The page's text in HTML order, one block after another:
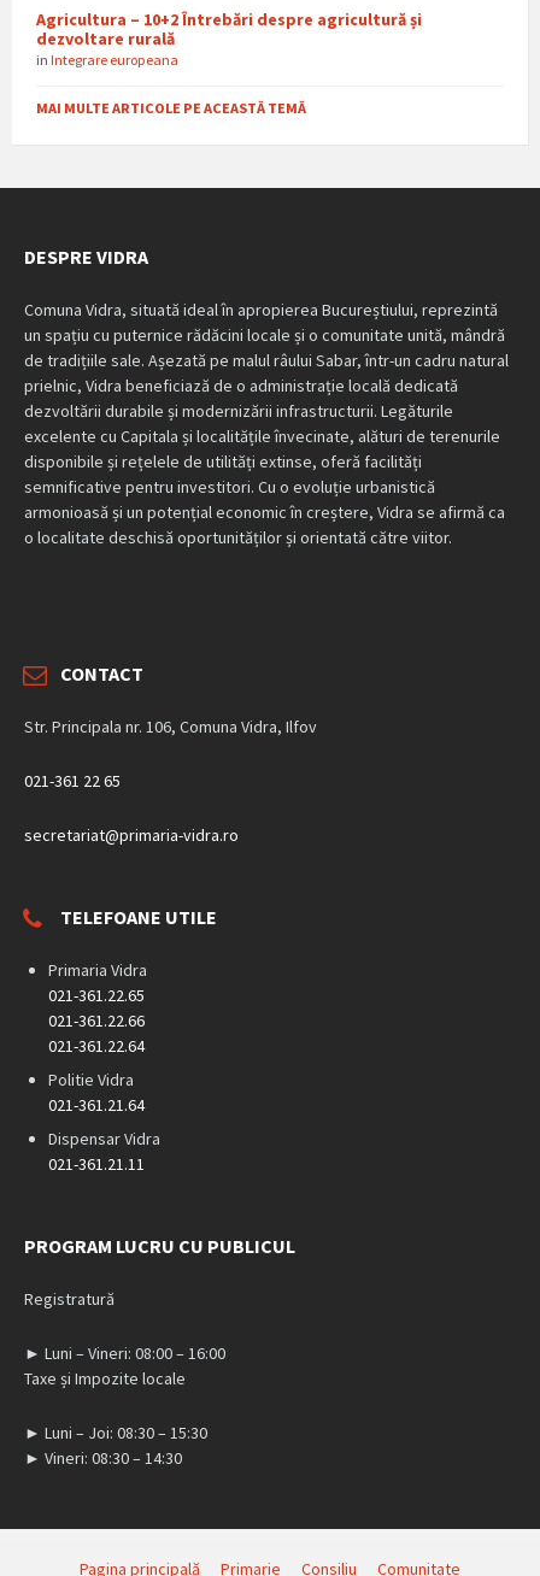
Agricultura – 10+2 Întrebări despre agricultură și
dezvoltare rurală
in Integrare europeana
MAI MULTE ARTICOLE PE ACEASTĂ TEMĂ
DESPRE VIDRA
Comuna Vidra, situată ideal în apropierea Bucureștiului, reprezintă
un spațiu cu puternice rădăcini locale și o comunitate unită, mândră
de tradițiile sale. Așezată pe malul râului Sabar, într-un cadru natural
prielnic, Vidra beneficiază de o administrație locală dedicată
dezvoltării durabile și modernizării infrastructurii. Legăturile
excelente cu Capitala și localitățile învecinate, alături de terenurile
disponibile și rețelele de utilități extinse, oferă facilități
semnificative pentru investitori. Cu o evoluție urbanistică
armonioasă și un potențial economic în creștere, Vidra se afirmă ca
o localitate deschisă oportunităților și orientată către viitor.
CONTACT
Str. Principala nr. 106, Comuna Vidra, Ilfov
021-361 22 65
secretariat@primaria-vidra.ro
TELEFOANE UTILE
Primaria Vidra
021-361.22.65
021-361.22.66
021-361.22.64
Politie Vidra
021-361.21.64
Dispensar Vidra
021-361.21.11
PROGRAM LUCRU CU PUBLICUL
Registratură
► Luni – Vineri: 08:00 – 16:00
Taxe și Impozite locale
► Luni – Joi: 08:30 – 15:30
► Vineri: 08:30 – 14:30
Pagina principală Primarie Consiliu Comunitate